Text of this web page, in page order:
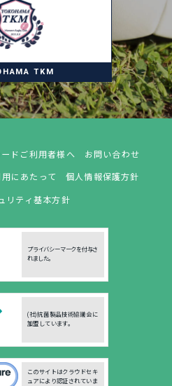
TKM
ードご利用者様へ
お問い合わせ
にあたって
個人情報保護方針
リティ基本方針
プライバシーマークを付与さ
れました。
(社)抗菌製品技術協議会に
加盟しています。
このサイトはクラウドセキ
ュアにより認証されていま